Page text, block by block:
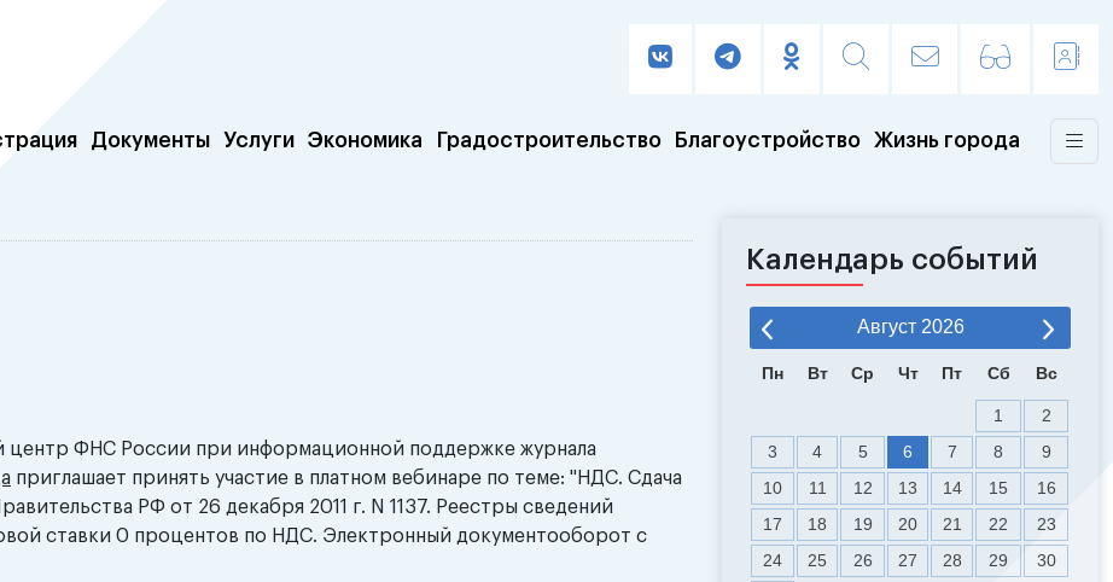
Документы Услуги Экономика Градостроительство Благоустройство Жизнь города
центр ФНС России при информационной поддержке журнала
приглашает принять участие в платном вебинаре по теме: "НДС. Сдача
РФ от 26 декабря 2011 г. N 1137. Реестры сведений
ставки 0 процентов по НДС. Электронный документооборот с
Календарь событий
Август 2026
Пн Вт Ср Чт Пт Сб Вс
1
2
3
4 5 6 7 8
9
10
11 12 13 14 15
16
17
18 19 20 21 22
23
24
25 26 27 28 29
30